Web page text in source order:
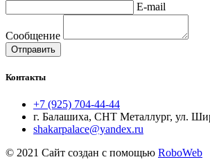
E-mail
Сообщение
Отправить
Контакты
+7 (925) 704-44-44
г. Балашиха, СНТ Металлург, ул.
shakarpalace@yandex.ru
© 2021 Сайт создан с помощью RoboWeb